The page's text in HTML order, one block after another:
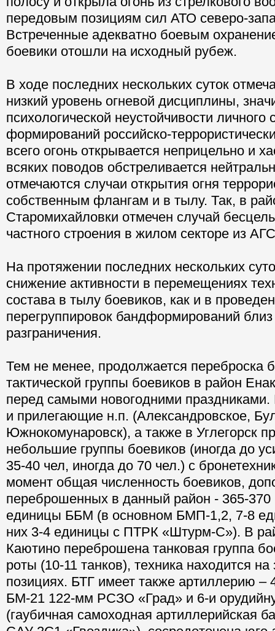
передовым позициям сил АТО северо-
Встреченные адекватно боевым
боевики отошли на исходный рубеж.
В ходе последних нескольких суток
низкий уровень огневой дисциплины,
психологической неустойчивости личного
формирований российско-
всего огонь открывается неприцельно и
всяких поводов обстреливается
отмечаются случаи открытия огня
собственным флангам и в тылу. Так, в
Старомихайловки отмечен случай
частного строения в жилом секторе из
На протяжении последних нескольких
снижение активности в перемещениях
состава в тылу боевиков, как и в
перегруппировок бандформирований
разграничения.
Тем не менее, продолжается переброска
тактической группы боевиков в район
перед самыми новогодними
и прилегающие н.п. (Александровское,
Южнокомунаровск), а также в Углегорск
небольшие группы боевиков (иногда до
35-40 чел, иногда до 70 чел.) с
момент общая численность боевиков,
переброшенных в данный район - 365-370
единицы ББМ (в основном БМП-1,2, 7-8
них 3-4 единицы с ПТРК «Штурм-С»). В
Каютино переброшена танковая группа
роты (10-11 танков), техника находится
позициях. БТГ имеет также артиллерию –
БМ-21 122-мм РСЗО «Град» и 6-и
(гаубичная самоходная артиллерийская